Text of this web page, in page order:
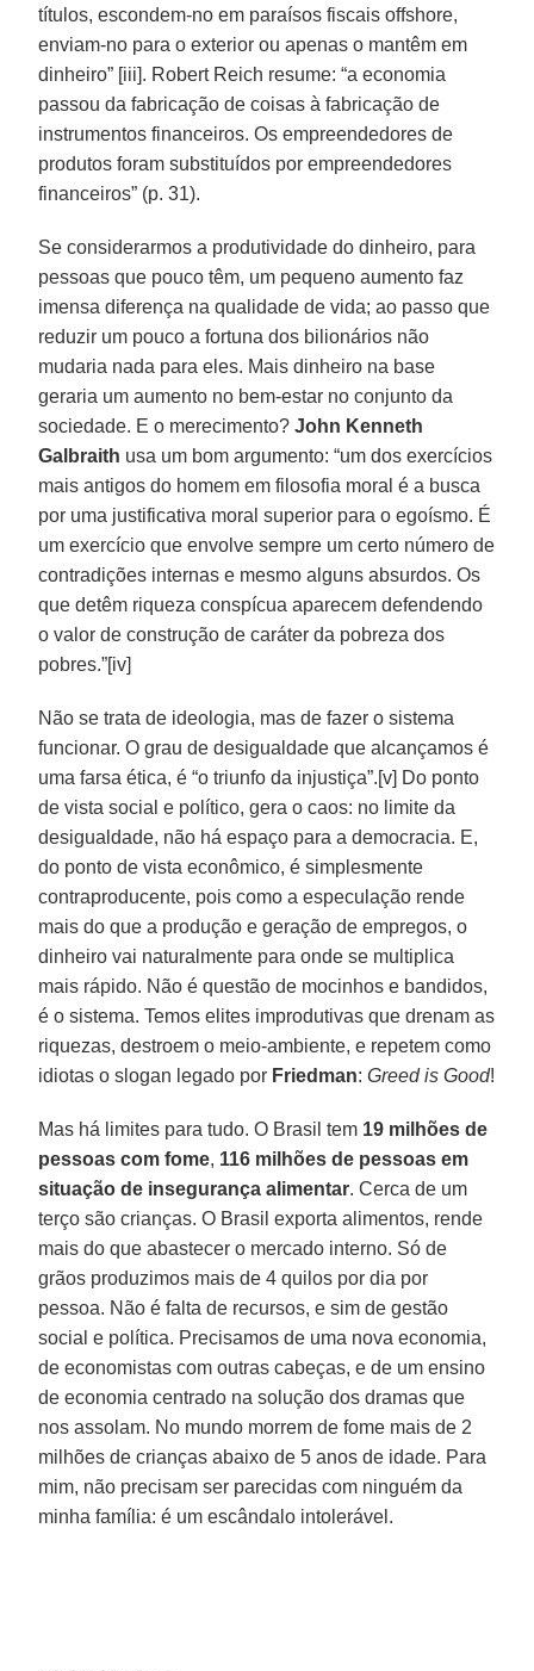
títulos, escondem-no em paraísos fiscais offshore,
enviam-no para o exterior ou apenas o mantêm em
dinheiro” [iii]. Robert Reich resume: “a economia
passou da fabricação de coisas à fabricação de
instrumentos financeiros. Os empreendedores de
produtos foram substituídos por empreendedores
financeiros” (p. 31).
Se considerarmos a produtividade do dinheiro, para
pessoas que pouco têm, um pequeno aumento faz
imensa diferença na qualidade de vida; ao passo que
reduzir um pouco a fortuna dos bilionários não
mudaria nada para eles. Mais dinheiro na base
geraria um aumento no bem-estar no conjunto da
sociedade. E o merecimento?John Kenneth
Galbraith usa um bom argumento: “um dos exercícios
mais antigos do homem em filosofia moral é a busca
por uma justificativa moral superior para o egoísmo. É
um exercício que envolve sempre um certo número de
contradições internas e mesmo alguns absurdos. Os
que detêm riqueza conspícua aparecem defendendo
o valor de construção de caráter da pobreza dos
pobres.”[iv]
Não se trata de ideologia, mas de fazer o sistema
funcionar. O grau de desigualdade que alcançamos é
uma farsa ética, é “o triunfo da injustiça”.[v] Do ponto
de vista social e político, gera o caos: no limite da
desigualdade, não há espaço para a democracia. E,
do ponto de vista econômico, é simplesmente
contraproducente, pois como a especulação rende
mais do que a produção e geração de empregos, o
dinheiro vai naturalmente para onde se multiplica
mais rápido. Não é questão de mocinhos e bandidos,
é o sistema. Temos elites improdutivas que drenam as
riquezas, destroem o meio-ambiente, e repetem como
idiotas o slogan legado por Friedman:Greed is Good!
Mas há limites para tudo. O Brasil tem 19 milhões de
pessoas com fome, 116 milhões de pessoas em
situação de insegurança alimentar. Cerca de um
terço são crianças. O Brasil exporta alimentos, rende
mais do que abastecer o mercado interno. Só de
grãos produzimos mais de 4 quilos por dia por
pessoa. Não é falta de recursos, e sim de gestão
social e política. Precisamos de uma nova economia,
de economistas com outras cabeças, e de um ensino
de economia centrado na solução dos dramas que
nos assolam. No mundo morrem de fome mais de 2
milhões de crianças abaixo de 5 anos de idade. Para
mim, não precisam ser parecidas com ninguém da
minha família: é um escândalo intolerável.